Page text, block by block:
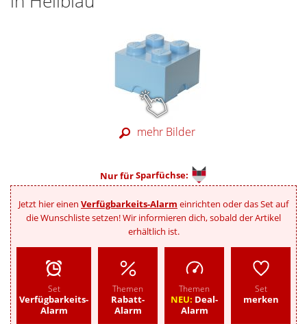
mehr Bilder
Nur fürSparfüchse:
Jetzt hier einen Verfügbarkeits-Alarm einrichten oder das Set auf
die Wunschliste setzen! Wir informieren dich, sobald der Artikel
erhältlich ist.
Set
Verfügbarkeits-
Alarm
Themen
Rabatt-
Alarm
Themen
NEU: Deal-
Alarm
Set
merken